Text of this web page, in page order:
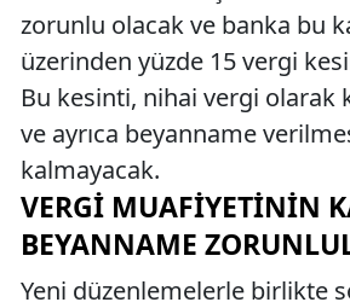
zorunlu olacak ve banka bu
üzerinden yüzde 15 vergi
Bu kesinti, nihai vergi olarak
ve ayrıca beyanname
kalmayacak.
VERGI MUAFIYETININ
BEYANNAME
Yeni düzenlemelerle birlikte